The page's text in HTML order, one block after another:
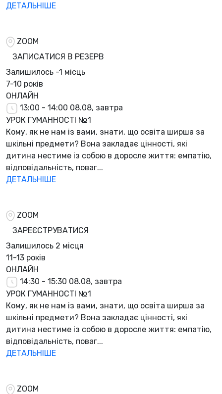
ДЕТАЛЬНІШЕ
ZOOM
ЗАПИСАТИСЯ В РЕЗЕРВ
Залишилось -1 місць
7-10 років
ОНЛАЙН
13:00 - 14:00 08.08, завтра
УРОК ГУМАННОСТІ №1
Кому, як не нам із вами, знати, що освіта ширша за
шкільні предмети? Вона закладає цінності, які
дитина нестиме із собою в доросле життя: емпатію,
відповідальність, поваг...
ДЕТАЛЬНІШЕ
ZOOM
ЗАРЕЄСТРУВАТИСЯ
Залишилось 2 місця
11-13 років
ОНЛАЙН
14:30 - 15:30 08.08, завтра
УРОК ГУМАННОСТІ №1
Кому, як не нам із вами, знати, що освіта ширша за
шкільні предмети? Вона закладає цінності, які
дитина нестиме із собою в доросле життя: емпатію,
відповідальність, поваг...
ДЕТАЛЬНІШЕ
ZOOM